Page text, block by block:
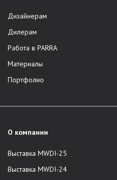
Дизайнерам
Дилерам
Работа в PARRA
Материалы
Портфолио
О компании
Выставка MWDI-25
Выставка MWDI-24